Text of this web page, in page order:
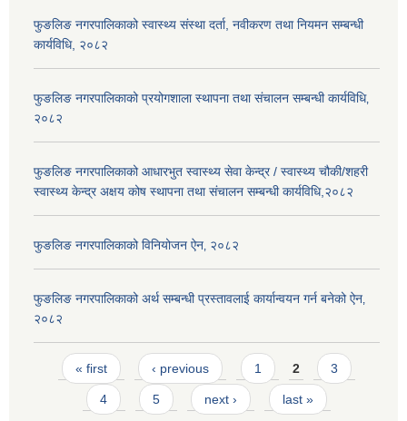
फुङलिङ नगरपालिकाको स्वास्थ्य संस्था दर्ता, नवीकरण तथा नियमन सम्बन्धी
कार्यविधि, २०८२
फुङलिङ नगरपालिकाको प्रयोगशाला स्थापना तथा संचालन सम्बन्धी कार्यविधि‚
२०८२
फुङलिङ नगरपालिकाको आधारभुत स्वास्थ्य सेवा केन्द्र / स्वास्थ्य चौकी/शहरी
स्वास्थ्य केन्द्र अक्षय कोष स्थापना तथा संचालन सम्बन्धी कार्यविधि,२०८२
फुङलिङ नगरपालिकाको विनियोजन ऐन‚ २०८२
फुङलिङ नगरपालिकाको अर्थ सम्बन्धी प्रस्तावलाई कार्यान्वयन गर्न बनेको ऐन‚
२०८२
Pages
« first ‹ previous 1 2 3
4 5 next › last »